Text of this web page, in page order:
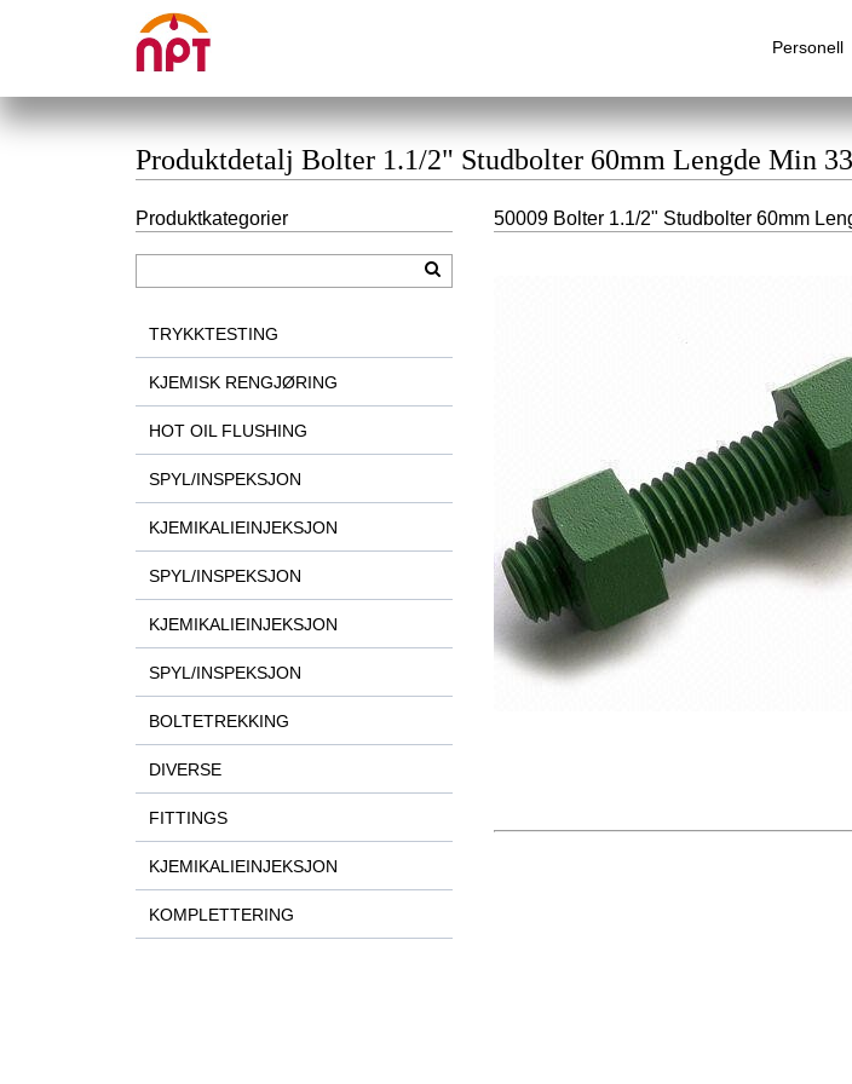
Personell
Produktdetalj Bolter 1.1/2" Studbolter 60mm Lengde Min
50009 Bolter 1.1/2" Studbolter 60mm
Produktkategorier
TRYKKTESTING
KJEMISK RENGJØRING
HOT OIL FLUSHING
SPYL/INSPEKSJON
KJEMIKALIEINJEKSJON
SPYL/INSPEKSJON
KJEMIKALIEINJEKSJON
SPYL/INSPEKSJON
BOLTETREKKING
DIVERSE
FITTINGS
KJEMIKALIEINJEKSJON
KOMPLETTERING